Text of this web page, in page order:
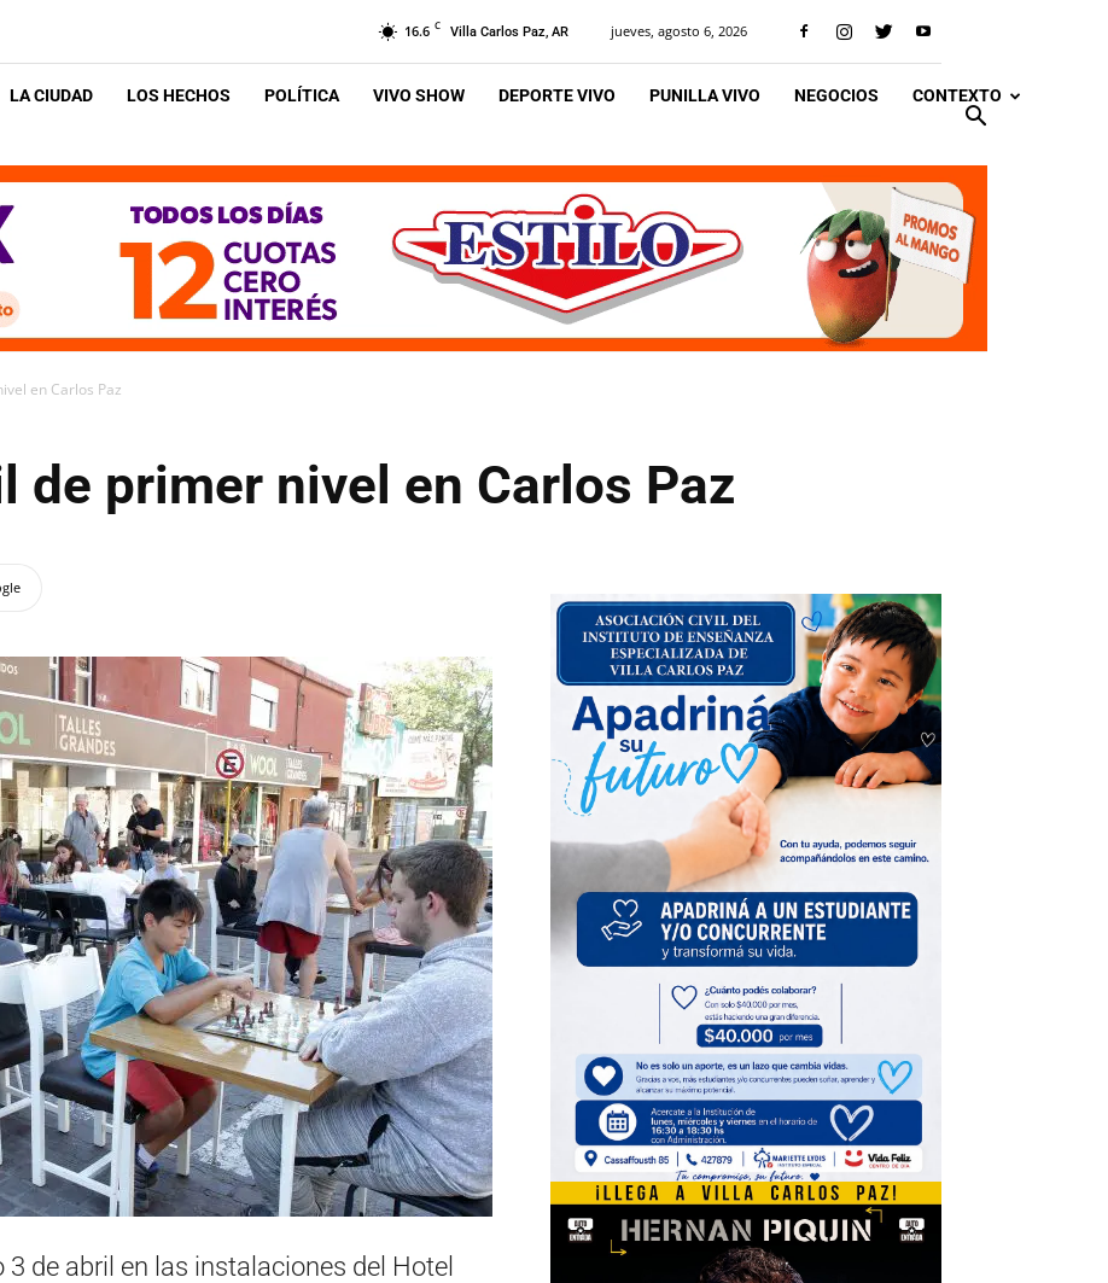
16.6 C Villa Carlos Paz, AR jueves, agosto 6, 2026
LA CIUDAD LOS HECHOS POLÍTICA VIVO SHOW DEPORTE VIVO PUNILLA VIVO NEGOCIOS CONTEXTO
en Carlos Paz
de primer nivel en Carlos Paz
de abril en las instalaciones del Hotel